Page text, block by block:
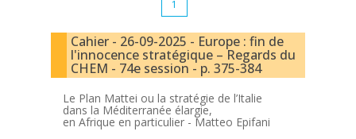
1
Cahier - 26-09-2025 - Europe : fin de
l'innocence stratégique – Regards du
CHEM - 74e session - p. 375-384
Le Plan Mattei ou la stratégie de l’Italie
dans la Méditerranée élargie,
en Afrique en particulier - Matteo Epifani